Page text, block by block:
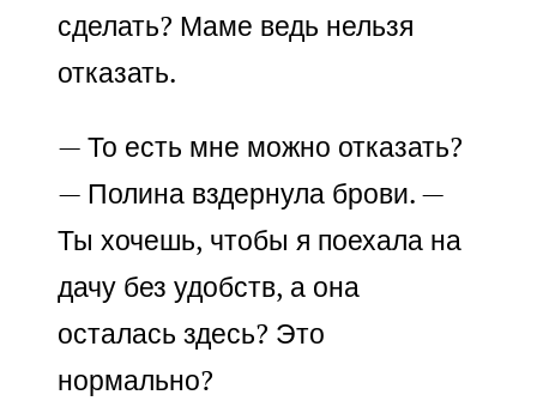
сделать? Маме ведь нельзя
отказать.
— То есть мне можно отказать?
— Полина вздернула брови. —
Ты хочешь, чтобы я поехала на
дачу без удобств, а она
осталась здесь? Это
нормально?